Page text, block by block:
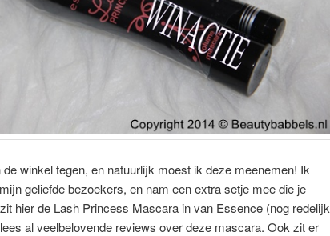
winkel tegen, en natuurlijk moest ik deze meenemen! Ik
geliefde bezoekers, en nam een extra setje mee die je
hier de Lash Princess Mascara in van Essence (nog redelijk
al veelbelovende reviews over deze mascara. Ook zit er